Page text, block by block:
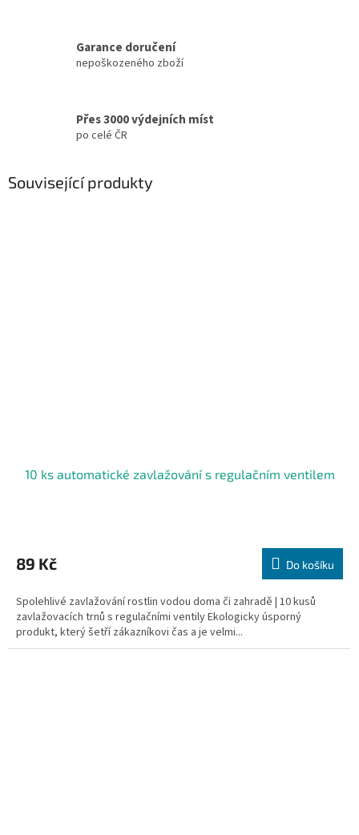
Garance doručení
nepoškozeného zboží
Přes 3000 výdejních míst
po celé ČR
Související produkty
10 ks automatické zavlažování s regulačním ventilem
produktu
je
z
5
hvězdiček.
89 Kč Do košíku
Spolehlivé zavlažování rostlin vodou doma či zahradě | 10 kusů
zavlažovacích trnů s regulačními ventily Ekologicky úsporný
produkt, který šetří zákazníkovi čas a je velmi...